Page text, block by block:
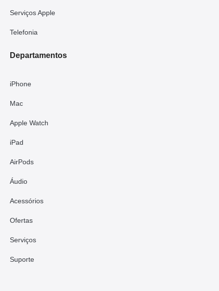
Serviços Apple
Telefonia
Departamentos
iPhone
Mac
Apple Watch
iPad
AirPods
Áudio
Acessórios
Ofertas
Serviços
Suporte